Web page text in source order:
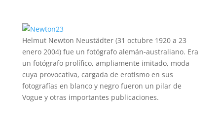
Helmut Newton Neustädter (31 octubre 1920 a 23
enero 2004) fue un fotógrafo alemán-australiano. Era
un fotógrafo prolífico, ampliamente imitado, moda
cuya provocativa, cargada de erotismo en sus
fotografías en blanco y negro fueron un pilar de
Vogue y otras importantes publicaciones.